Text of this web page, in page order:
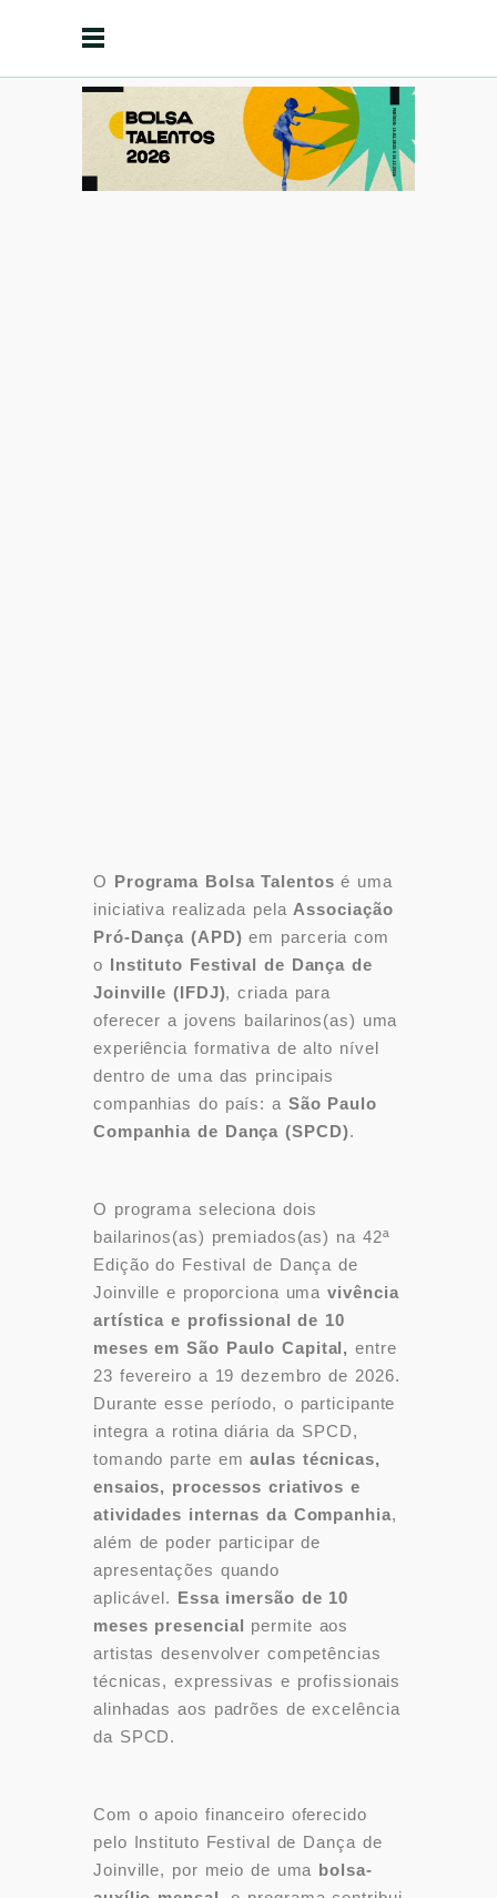
O Programa Bolsa Talentos é uma
iniciativa realizada pela Associação
Pró-Dança (APD) em parceria com
o Instituto Festival de Dança de
Joinville (IFDJ), criada para
oferecer a jovens bailarinos(as) uma
experiência formativa de alto nível
dentro de uma das principais
companhias do país: a São Paulo
Companhia de Dança (SPCD).
O programa seleciona dois
bailarinos(as) premiados(as) na 42ª
Edição do Festival de Dança de
Joinville e proporciona umavivência
artística e profissional de 10
meses em São Paulo Capital, entre
23 fevereiro a 19 dezembro de 2026.
Durante esse período, o participante
integra a rotina diária da SPCD,
tomando parte emaulas técnicas,
ensaios, processos criativos e
atividades internas da Companhia,
além de poder participar de
apresentações quando
aplicável. Essa imersão de 10
meses presencial permite aos
artistas desenvolver competências
técnicas, expressivas e profissionais
alinhadas aos padrões de excelência
da SPCD.
Com o apoio financeiro oferecido
pelo Instituto Festival de Dança de
Joinville, por meio de uma bolsa-